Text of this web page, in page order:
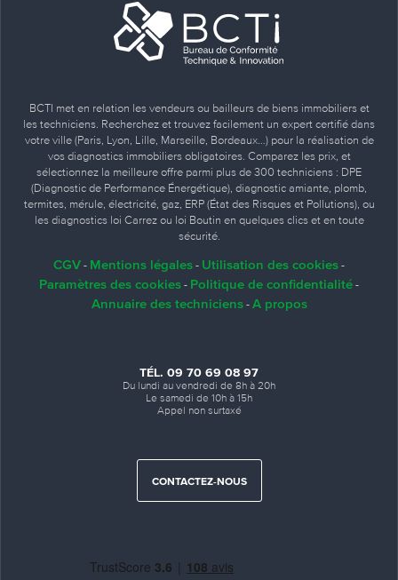
BCTI met en relation les vendeurs ou bailleurs de biens immobiliers et
les techniciens. Recherchez et trouvez facilement un expert certifié dans
votre ville (Paris, Lyon, Lille, Marseille, Bordeaux…) pour la réalisation de
vos diagnostics immobiliers obligatoires. Comparez les prix, et
sélectionnez la meilleure offre parmi plus de 300 techniciens : DPE
(Diagnostic de Performance Énergétique), diagnostic amiante, plomb,
termites, mérule, électricité, gaz, ERP (État des Risques et Pollutions), ou
les diagnostics loi Carrez ou loi Boutin en quelques clics et en toute
sécurité.
CGV - Mentions légales - Utilisation des cookies -
Paramètres des cookies - Politique de confidentialité -
Annuaire des techniciens- A propos
TÉL. 09 70 69 08 97
Du lundi au vendredi de 8h à 20h
Le samedi de 10h à 15h
Appel non surtaxé
CONTACTEZ-NOUS